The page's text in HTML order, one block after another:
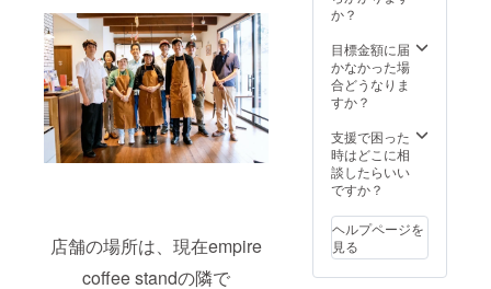
店舗の場所は、現在empire
coffee standの隣で
す。。
また、
洗濯後
させる
ため、
生地水
洗いと
ル乾燥
行程で
施した
か？
目標金額に届
かなかった場
合どうなりま
すか？
支援で困った
時はどこに相
談したらいい
ですか？
ヘルプページを
見る